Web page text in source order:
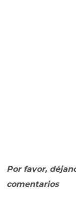
Por favor,
comentarios